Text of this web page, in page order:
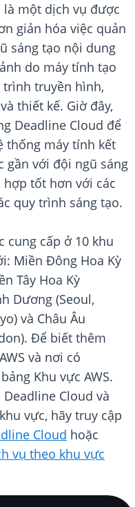
là một dịch vụ được
giản hóa việc quản
sáng tạo nội dung
do máy tính tạo
truyền hình,
thiết kế. Giờ đây,
Deadline Cloud để
thống máy tính kết
gần với đội ngũ sáng
tốt hơn với các
quy trình sáng tạo.
cung cấp ở 10 khu
Miền Đông Hoa Kỳ
Tây Hoa Kỳ
Dương (Seoul,
và Châu Âu
Để biết thêm
và nơi có
Khu vực AWS.
Cloud và
vực, hãy truy cập
Cloud hoặc
vụ theo khu vực